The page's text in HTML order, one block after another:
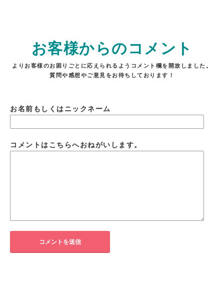
お客様からのコメント
よりお客様のお困りごとに応えられるようコメント欄を開放しました。
質問や感想やご意見をお待ちしております！
お名前もしくはニックネーム
コメントはこちらへおねがいします。